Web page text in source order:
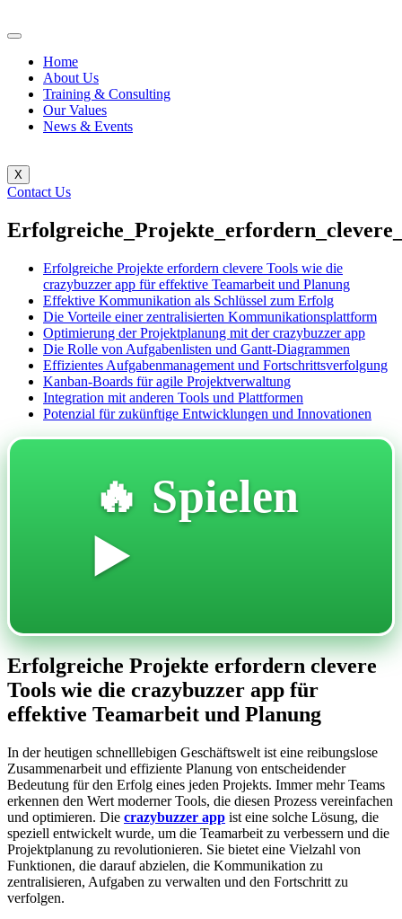
Home
About Us
Training & Consulting
Our Values
News & Events
X
Contact Us
Erfolgreiche Projekte erfordern clevere Tools wie die
crazybuzzer app für effektive Teamarbeit und Planung
Effektive Kommunikation als Schlüssel zum Erfolg
Die Vorteile einer zentralisierten Kommunikationsplattform
Optimierung der Projektplanung mit der crazybuzzer app
Die Rolle von Aufgabenlisten und Gantt-Diagrammen
Effizientes Aufgabenmanagement und Fortschrittsverfolgung
Kanban-Boards für agile Projektverwaltung
Integration mit anderen Tools und Plattformen
Potenzial für zukünftige Entwicklungen und Innovationen
🔥 Spielen
▶️
Erfolgreiche Projekte erfordern clevere
Tools wie die crazybuzzer app für
effektive Teamarbeit und Planung
In der heutigen schnelllebigen Geschäftswelt ist eine reibungslose
Zusammenarbeit und effiziente Planung von entscheidender
Bedeutung für den Erfolg eines jeden Projekts. Immer mehr Teams
erkennen den Wert moderner Tools, die diesen Prozess vereinfachen
und optimieren. Die crazybuzzer app ist eine solche Lösung, die
speziell entwickelt wurde, um die Teamarbeit zu verbessern und die
Projektplanung zu revolutionieren. Sie bietet eine Vielzahl von
Funktionen, die darauf abzielen, die Kommunikation zu
zentralisieren, Aufgaben zu verwalten und den Fortschritt zu
verfolgen.